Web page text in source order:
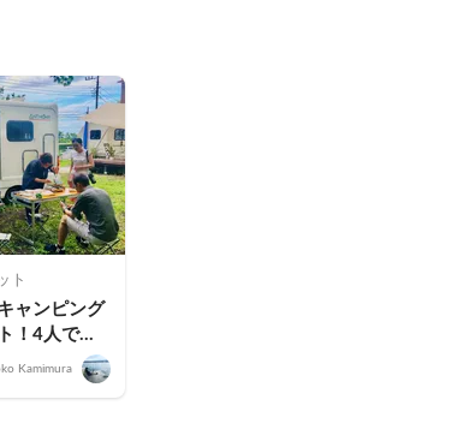
ト
ャンピング
！4人で楽
ンプ場の魅
Kamimura